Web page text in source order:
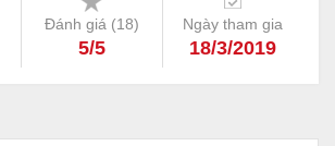
Đánh giá (18)
5/5
Ngày tham gia
18/3/2019